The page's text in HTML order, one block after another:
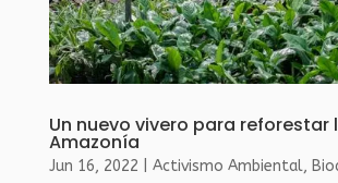
Un nuevo vivero para reforestar
Amazonía
Jun 16, 2022 Activismo Ambiental,